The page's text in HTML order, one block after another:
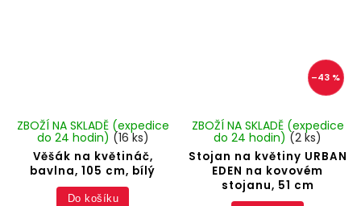
Věšák na květináč,
bavlna, 105 cm, bílý
ZBOŽÍ NA SKLADĚ (expedice
do 24 hodin) (16 ks)
Do košíku
–43 %
Stojan na květiny URBAN
EDEN na kovovém
stojanu, 51 cm
ZBOŽÍ NA SKLADĚ (expedice
do 24 hodin) (2 ks)